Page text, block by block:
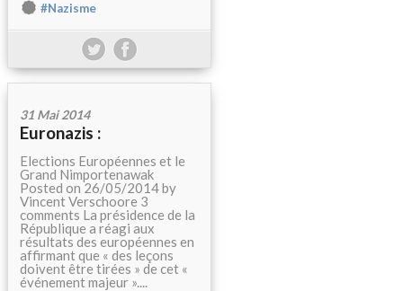
#Nazisme
31 Mai 2014
Euronazis :
Elections Européennes et le
Grand Nimportenawak
Posted on 26/05/2014 by
Vincent Verschoore 3
comments La présidence de la
République a réagi aux
résultats des européennes en
affirmant que « des leçons
doivent être tirées » de cet «
événement majeur »....